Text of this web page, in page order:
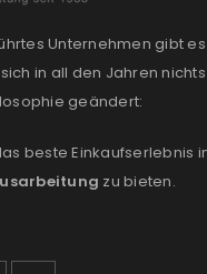
Unternehmen gibt
in all den Jahren
geändert:
beste Einkaufserlebnis
zu bieten.